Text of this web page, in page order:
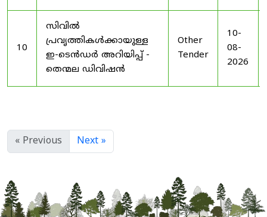
10
സിവിൽ
പ്രവൃത്തികൾക്കായുള്ള
ഇ-ടെൻഡർ അറിയിപ്പ് -
തെന്മല ഡിവിഷൻ
Other
Tender
10-
08-
2026
« Previous Next »